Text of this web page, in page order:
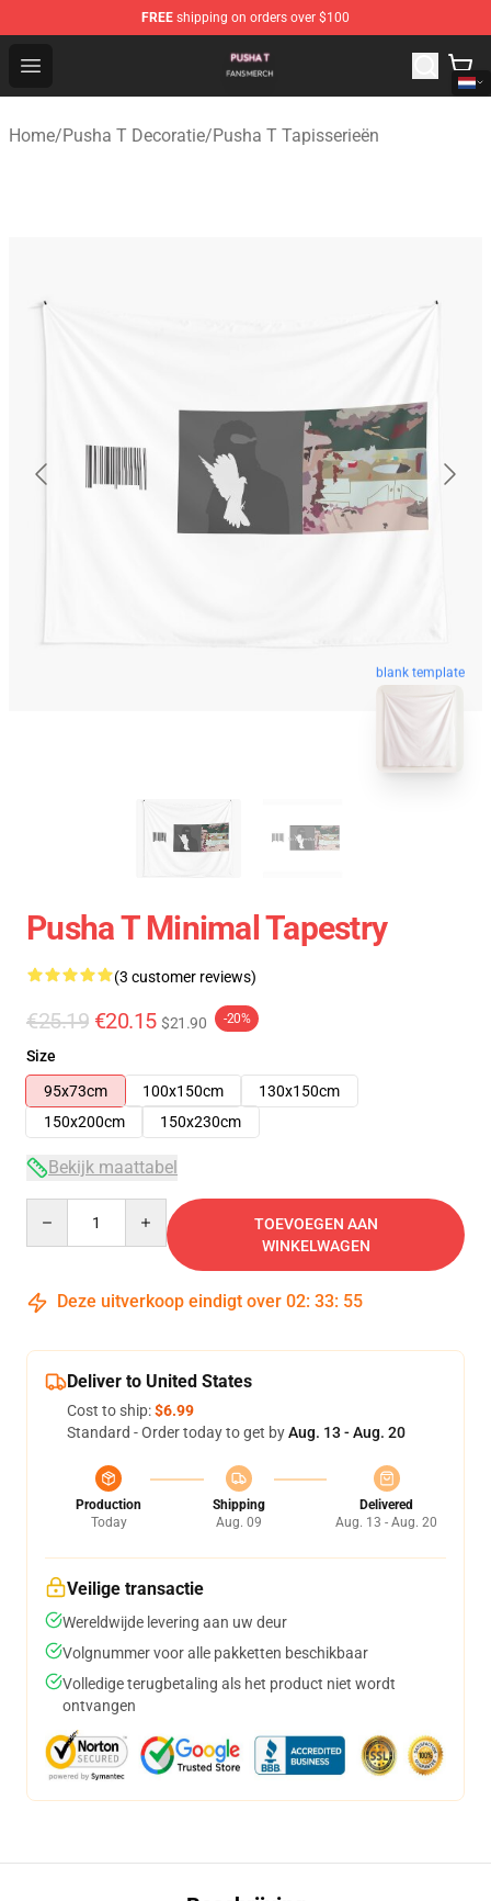
FREE shipping on orders over $100
Open menu
Pusha T Shop - Official Pusha T Merchandise Store
Home/Pusha T Decoratie/Pusha T Tapisserieën
blank template
Pusha T Minimal Tapestry
(3 customer reviews)
€25.19 €20.15 $21.90 -20%
Size
95x73cm
100x150cm
130x150cm
150x200cm
150x230cm
Bekijk maattabel
TOEVOEGEN AAN
WINKELWAGEN
Deze uitverkoop eindigt over 02: 33: 54
Deliver to United States
Cost to ship:$6.99
Standard - Order today to get byAug. 13 - Aug. 20
Production
Today
Shipping
Aug. 09
Delivered
Aug. 13 - Aug. 20
Veilige transactie
Wereldwijde levering aan uw deur
Volgnummer voor alle pakketten beschikbaar
Volledige terugbetaling als het product niet wordt
ontvangen